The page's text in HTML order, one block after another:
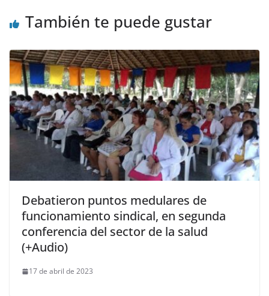
También te puede gustar
Debatieron puntos medulares de
funcionamiento sindical, en segunda
conferencia del sector de la salud
(+Audio)
17 de abril de 2023